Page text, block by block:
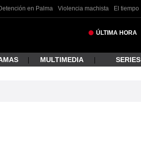
en Palma Violencia machista El tiempo
ÚLTIMA HORA
MULTIMEDIA SERIES